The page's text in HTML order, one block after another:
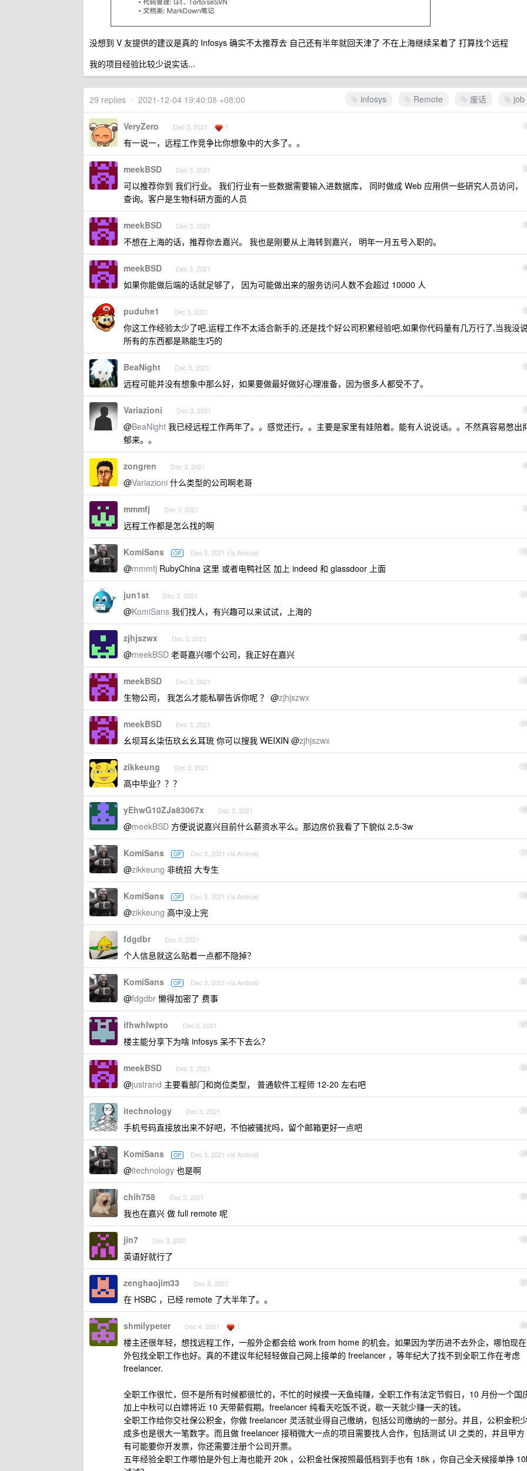
没想到 V 友提供的建议是真的 Infosys 确实不太推荐去 自己还有半年就回天津了 不在上海继续呆着了 打算找个远程
我的项目经验比较少说实话...
infosys Remote 废话 job
29 replies • 2021-12-04 19:40:08 +08:00
1
VeryZero Dec 3, 2021 1
有一说一，远程工作竞争比你想象中的大多了。。
2
meekBSD Dec 3, 2021
可以推荐你到 我们行业。 我们行业有一些数据需要输入进数据库， 同时做成 Web 应用供一些研究人员访问，
查询。客户是生物科研方面的人员
3
meekBSD Dec 3, 2021
不想在上海的话，推荐你去嘉兴。 我也是刚要从上海转到嘉兴， 明年一月五号入职的。
4
meekBSD Dec 3, 2021
如果你能做后端的话就足够了， 因为可能做出来的服务访问人数不会超过 10000 人
5
puduhe1 Dec 3, 2021
你这工作经验太少了吧,运程工作不太适合新手的,还是找个好公司积累经验吧,如果你代码量有几万行了,当我没
所有的东西都是熟能生巧的
6
BeaNight Dec 3, 2021
远程可能并没有想象中那么好，如果要做最好做好心理准备，因为很多人都受不了。
7
Variazioni Dec 3, 2021
@BeaNight 我已经远程工作两年了。。感觉还行。。主要是家里有娃陪着。能有人说说话。。不然真容易憋出
郁来。。
8
zongren Dec 3, 2021
@Variazioni 什么类型的公司啊老哥
9
mmmfj Dec 3, 2021
远程工作都是怎么找的啊
10
KomiSans OP Dec 3, 2021 via Android
@mmmfj RubyChina 这里 或者电鸭社区 加上 indeed 和 glassdoor 上面
11
jun1st Dec 3, 2021
@KomiSans 我们找人，有兴趣可以来试试，上海的
12
zjhjszwx Dec 3, 2021
@meekBSD 老哥嘉兴哪个公司，我正好在嘉兴
13
meekBSD Dec 3, 2021
生物公司， 我怎么才能私聊告诉你呢 ？ @zjhjszwx
14
meekBSD Dec 3, 2021
幺坝耳幺柒伍玖幺幺耳琉 你可以搜我 WEIXIN @zjhjszwx
15
zikkeung Dec 3, 2021
高中毕业？？？
16
yEhwG10ZJa83067x Dec 3, 2021
@meekBSD 方便说说嘉兴目前什么薪资水平么。那边房价我看了下貌似 2.5-3w
17
KomiSans OP Dec 3, 2021 via Android
@zikkeung 非统招 大专生
18
KomiSans OP Dec 3, 2021 via Android
@zikkeung 高中没上完
19
fdgdbr Dec 3, 2021
个人信息就这么贴着一点都不隐掉？
20
KomiSans OP Dec 3, 2021 via Android
@fdgdbr 懒得加密了 费事
21
ifhwhlwpto Dec 3, 2021
楼主能分享下为啥 infosys 呆不下去么？
22
meekBSD Dec 3, 2021
@justrand 主要看部门和岗位类型， 普通软件工程师 12-20 左右吧
23
itechnology Dec 3, 2021
手机号码直接放出来不好吧，不怕被骚扰吗，留个邮箱更好一点吧
24
KomiSans OP Dec 3, 2021 via Android
@itechnology 也是啊
25
chih758 Dec 3, 2021
我也在嘉兴 做 full remote 呢
26
jin7 Dec 3, 2021
英语好就行了
27
zenghaojim33 Dec 3, 2021
在 HSBC ，已经 remote 了大半年了。。
28
shmilypeter Dec 4, 2021 1
楼主还很年轻，想找远程工作，一般外企都会给 work from home 的机会。如果因为学历进不去外企，哪怕现在
外包找全职工作也好。真的不建议年纪轻轻做自己网上接单的 freelancer ，等年纪大了找不到全职工作在考虑
freelancer.
全职工作很忙，但不是所有时候都很忙的，不忙的时候摸一天鱼纯赚，全职工作有法定节假日，10 月份一个国
加上中秋可以白嫖将近 10 天带薪假期。freelancer 纯看天吃饭不说，歇一天就少赚一天的钱。
全职工作给你交社保公积金，你做 freelancer 灵活就业得自己缴纳，包括公司缴纳的一部分。并且，公积金积
成多也是很大一笔数字。而且做 freelancer 接稍微大一点的项目需要找人合作，包括测试 UI 之类的，并且甲方
有可能要你开发票，你还需要注册个公司开票。
五年经验全职工作哪怕是外包上海也能开 20k ，公积金社保按照最低档到手也有 18k ，你自己全天候接单挣